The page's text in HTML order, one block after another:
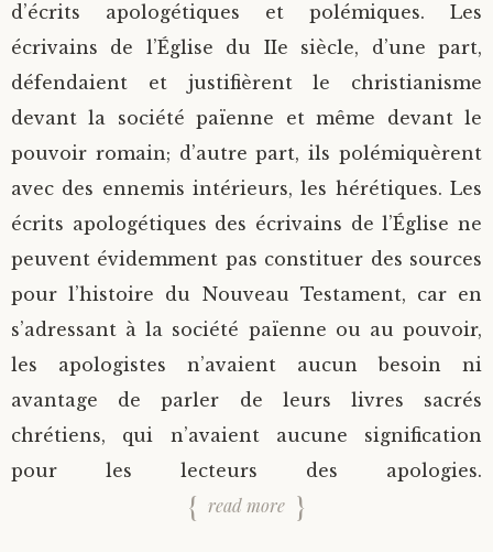
d’écrits apologétiques et polémiques. Les
écrivains de l’Église du IIe siècle, d’une part,
défendaient et justifièrent le christianisme
devant la société païenne et même devant le
pouvoir romain; d’autre part, ils polémiquèrent
avec des ennemis intérieurs, les hérétiques. Les
écrits apologétiques des écrivains de l’Église ne
peuvent évidemment pas constituer des sources
pour l’histoire du Nouveau Testament, car en
s’adressant à la société païenne ou au pouvoir,
les apologistes n’avaient aucun besoin ni
avantage de parler de leurs livres sacrés
chrétiens, qui n’avaient aucune signification
pour les lecteurs des apologies.
read more